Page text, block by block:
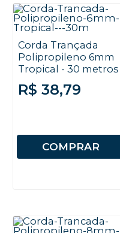
Corda Trançada
Polipropileno 6mm
Tropical - 30 metros
R$ 38,79
COMPRAR